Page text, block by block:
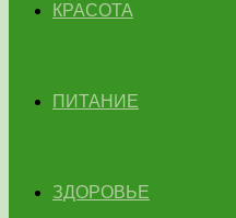
КРАСОТА
ПИТАНИЕ
ЗДОРОВЬЕ